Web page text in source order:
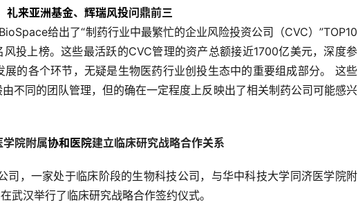
礼来亚洲基金、 辉瑞风投问鼎前三
给出了“制药行业中最繁忙的企业风险投资公司（CVC）”TOP10
投上榜。这些最活跃的CVC管理的资产总额接近1700亿美元，深度参
的各个环节，无疑是生物医药行业创投生态中的重要组成部分。 这些
不同的团队管理，但的确在一定程度上反映出了相关制药公司可能感兴
学院附属协和医院建立临床研究战略合作关系
，一家处于临床阶段的生物科技公司，与华中科技大学同济医学院附
武汉举行了临床研究战略合作签约仪式。